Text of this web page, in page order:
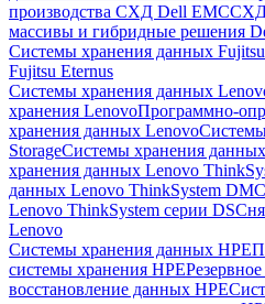
производства СХД Dell EMCСХД
массивы и гибридные решения
Системы хранения данных Fujitsu
Fujitsu Eternus
Системы хранения данных
хранения LenovoПрограммно-
хранения данных Lenovo
StorageСистемы хранения
хранения данных Lenovo
данных Lenovo ThinkSystem DM
Lenovo ThinkSystem серии DS
Lenovo
Системы хранения данных HPE
системы хранения HPE
восстановление данных HPE